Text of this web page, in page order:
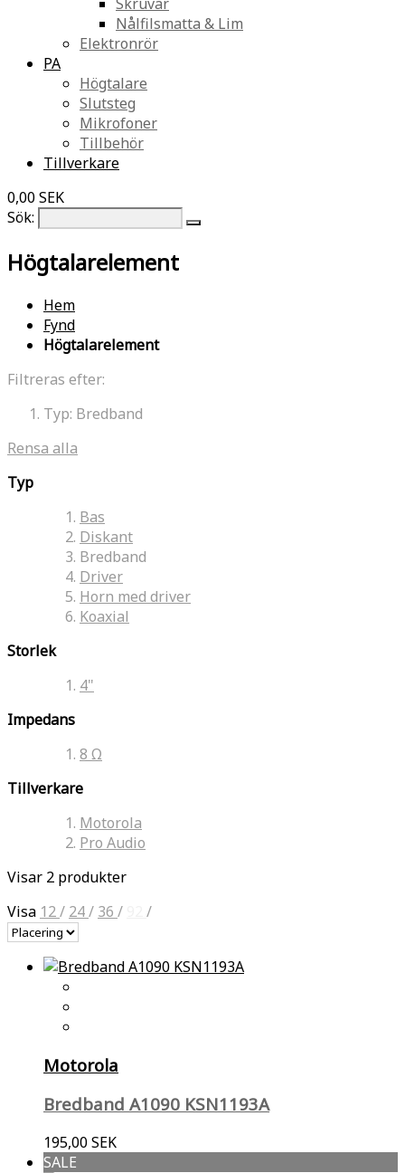
Nålfilsmatta & Lim
Elektronrör
PA
Högtalare
Slutsteg
Mikrofoner
Tillbehör
Tillverkare
0,00 SEK
Sök:
Högtalarelement
Hem
Fynd
Högtalarelement
Filtreras efter:
Typ: Bredband
Rensa alla
Typ
Bas
Diskant
Bredband
Driver
Horn med driver
Koaxial
Storlek
4"
Impedans
8 Ω
Tillverkare
Motorola
Pro Audio
Visar 2 produkter
Visa 12/ 24/ 36 / /
Motorola
Bredband A1090 KSN1193A
195,00 SEK
SALE